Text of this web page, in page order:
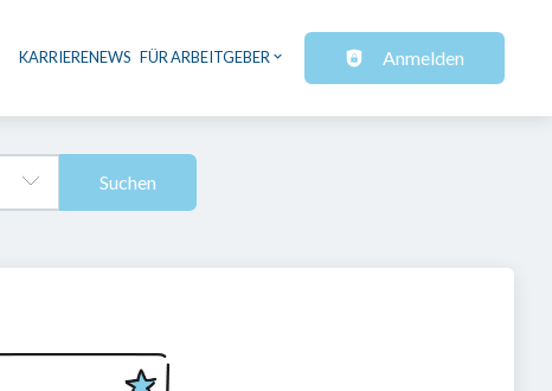
KARRIERENEWS FÜR ARBEITGEBER Anmelden
Suchen